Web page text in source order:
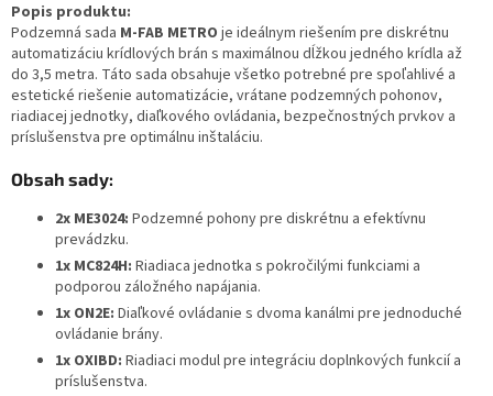
Popis produktu:
Podzemná sada M-FAB METRO je ideálnym riešením pre diskrétnu
automatizáciu krídlových brán s maximálnou dĺžkou jedného krídla až
do 3,5 metra. Táto sada obsahuje všetko potrebné pre spoľahlivé a
estetické riešenie automatizácie, vrátane podzemných pohonov,
riadiacej jednotky, diaľkového ovládania, bezpečnostných prvkov a
príslušenstva pre optimálnu inštaláciu.
Obsah sady:
2x ME3024: Podzemné pohony pre diskrétnu a efektívnu
prevádzku.
1x MC824H: Riadiaca jednotka s pokročilými funkciami a
podporou záložného napájania.
1x ON2E: Diaľkové ovládanie s dvoma kanálmi pre jednoduché
ovládanie brány.
1x OXIBD: Riadiaci modul pre integráciu doplnkových funkcií a
príslušenstva.